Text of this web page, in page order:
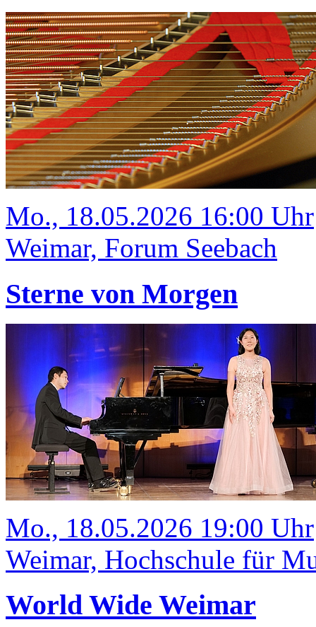
Mo., 18.05.2026 16:00 Uhr
Weimar, Forum Seebach
Sterne von Morgen
Mo., 18.05.2026 19:00 Uhr
Weimar, Hochschule für
World Wide Weimar